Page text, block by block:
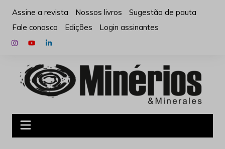
para
conteúdo
Assine a revista Nossos livros
Sugestão de pauta
Fale conosco
Edições Login assinantes